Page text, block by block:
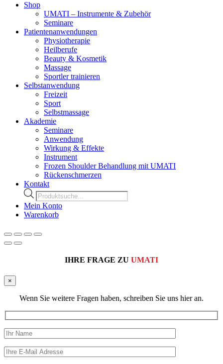
Shop
UMATI – Instrumente & Zubehör
Seminare
Patientenanwendungen
Physiotherapie
Heilberufe
Beauty & Kosmetik
Massage
Sportler trainieren
Selbstanwendung
Freizeit
Sport
Selbstmassage
Akademie
Seminare
Anwendung
Wirkung & Effekte
Instrument
Frozen Shoulder Behandlung mit UMATI
Rückenschmerzen
Kontakt
Products
search
Mein Konto
Warenkorb
IHRE FRAGE ZU UMATI
×
Wenn Sie weitere Fragen haben, schreiben Sie uns hier an.